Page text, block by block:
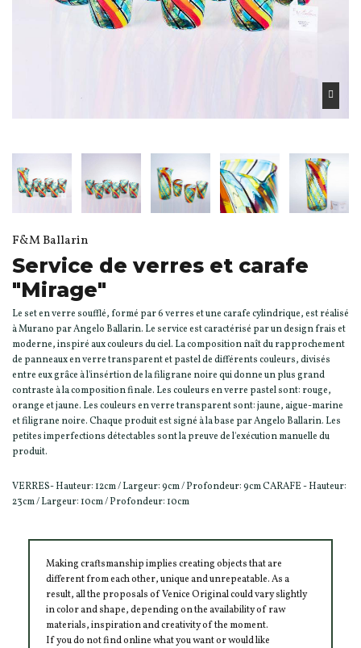
F&M Ballarin
Service de verres et carafe
"Mirage"
Le set en verre soufflé, formé par 6 verres et une carafe cylindrique, est réalisé
à Murano par Angelo Ballarin. Le service est caractérisé par un design frais et
moderne, inspiré aux couleurs du ciel. La composition naît du rapprochement
de panneaux en verre transparent et pastel de différents couleurs, divisés
entre eux grâce à l'insértion de la filigrane noire qui donne un plus grand
contraste à la composition finale. Les couleurs en verre pastel sont: rouge,
orange et jaune. Les couleurs en verre transparent sont: jaune, aigue-marine
et filigrane noire. Chaque produit est signé à la base par Angelo Ballarin. Les
petites imperfections détectables sont la preuve de l'exécution manuelle du
produit.
VERRES- Hauteur: 12cm / Largeur: 9cm / Profondeur: 9cm CARAFE - Hauteur:
23cm / Largeur: 10cm / Profondeur: 10cm
Making craftsmanship implies creating objects that are
different from each other, unique and unrepeatable. As a
result, all the proposals of Venice Original could vary slightly
in color and shape, depending on the availability of raw
materials, inspiration and creativity of the moment.
If you do not find online what you want or would like